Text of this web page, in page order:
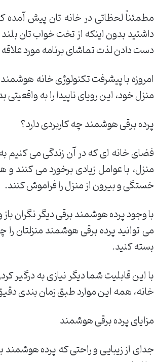
مطمئناً لحظاتی در خانه تان پیش آمده
داشتید بدون اینکه از تخت خواب تان
دست دادن لذت تماشای برنامه مورد علاقه
امروزه با پیشرفت تکنولوژی خانه
منزل خود، این رویای ناپیدا را به
پرده برقی هوشمند چه کاربردی دارد؟
فضای خانه ای که در آن زندگی می کنیم
منزل، با عوامل زیادی برخورد می کنند
خستگی و بیرون از منزل را فراموش کنند.
با وجود پرده هوشمند برقی دیگر نگران
می توانید پرده برقی هوشمند منزلتان
بسته کنید.
با این قابلیت شما دیگر نیازی به درگیر
خانه، همه این موارد طبق زمان بندی
مزایای پرده برقی هوشمند
جدای از زیبایی و راحتی که پرده هوشمند